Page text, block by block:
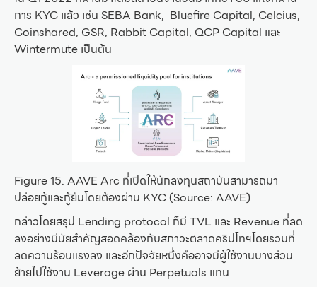
การ KYC แล้ว เช่น SEBA Bank, Bluefire Capital, Celcius,
Coinshared, GSR, Rabbit Capital, QCP Capital และ
Wintermute เป็นต้น
Figure 15. AAVE Arc ที่เปิดให้นักลงทุนสถาบันสามารถมา
ปล่อยกู้และกู้ยืมโดยต้องผ่าน KYC (Source: AAVE)
กล่าวโดยสรุป Lending protocol ก็มี TVL และ Revenue ที่ลด
ลงอย่างมีนัยสำคัญสอดคล้องกับสภาวะตลาดคริปโทฯโดยรวมที่
ลดความร้อนแรงลง และอีกปัจจัยหนึ่งคืออาจมีผู้ใช้งานบางส่วน
ย้ายไปใช้งาน Leverage ผ่าน Perpetuals แทน